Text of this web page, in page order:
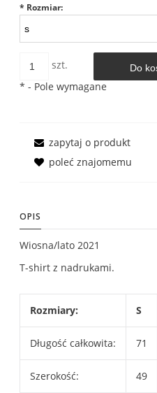
* Rozmiar:
szt. Do
* - Pole wymagane
zapytaj o produkt
poleć znajomemu
OPIS
Wiosna/lato 2021
T-shirt z nadrukami.
Rozmiary: S
Długość całkowita: 71
Szerokość: 49